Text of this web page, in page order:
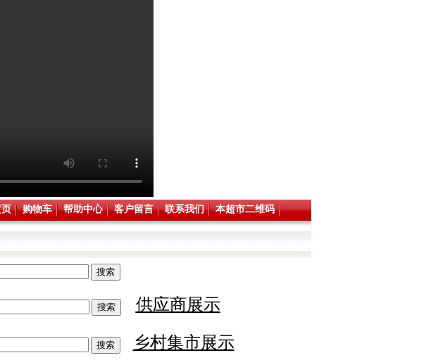
购物车 帮助中心 客户留言 联系我们 本超市二维码
供应商展示
乡村集市展示